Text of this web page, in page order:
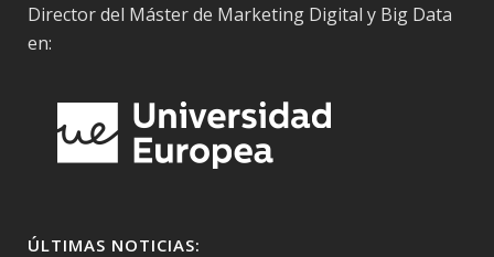
Director del Máster de Marketing Digital y Big Data
en:
ÚLTIMAS NOTICIAS: